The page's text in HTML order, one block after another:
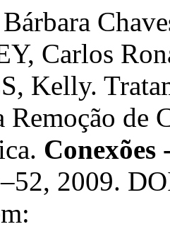
Carlos
Kelly.
de
Conexões
2009.